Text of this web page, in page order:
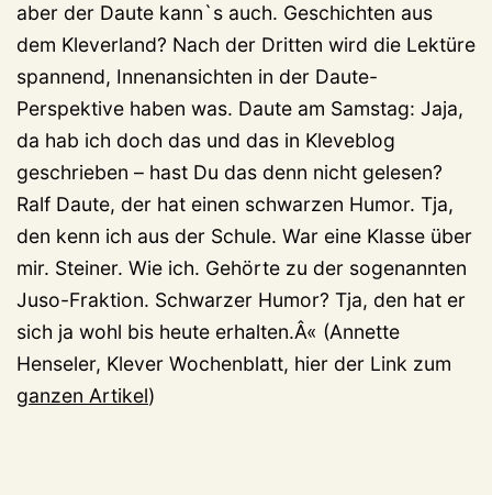
aber der Daute kann`s auch. Geschichten aus
dem Kleverland? Nach der Dritten wird die Lektüre
spannend, Innenansichten in der Daute-
Perspektive haben was. Daute am Samstag: Jaja,
da hab ich doch das und das in Kleveblog
geschrieben – hast Du das denn nicht gelesen?
Ralf Daute, der hat einen schwarzen Humor. Tja,
den kenn ich aus der Schule. War eine Klasse über
mir. Steiner. Wie ich. Gehörte zu der sogenannten
Juso-Fraktion. Schwarzer Humor? Tja, den hat er
sich ja wohl bis heute erhalten.Â« (Annette
Henseler, Klever Wochenblatt, hier der Link zum
ganzen Artikel)